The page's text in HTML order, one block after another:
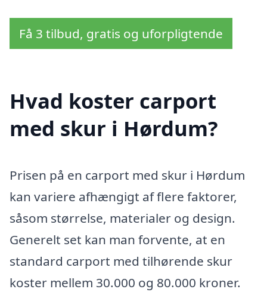
Få 3 tilbud, gratis og uforpligtende
Hvad koster carport
med skur i Hørdum?
Prisen på en carport med skur i Hørdum
kan variere afhængigt af flere faktorer,
såsom størrelse, materialer og design.
Generelt set kan man forvente, at en
standard carport med tilhørende skur
koster mellem 30.000 og 80.000 kroner.